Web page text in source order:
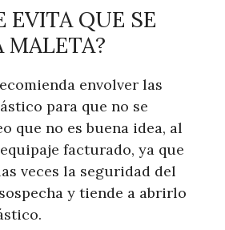
EVITA QUE SE
MALETA?
envolver las
para que no se
que no es buena idea, al
facturado, ya que
veces la seguridad del
y tiende a abrirlo